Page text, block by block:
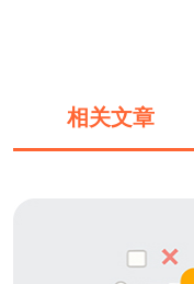
相关文章